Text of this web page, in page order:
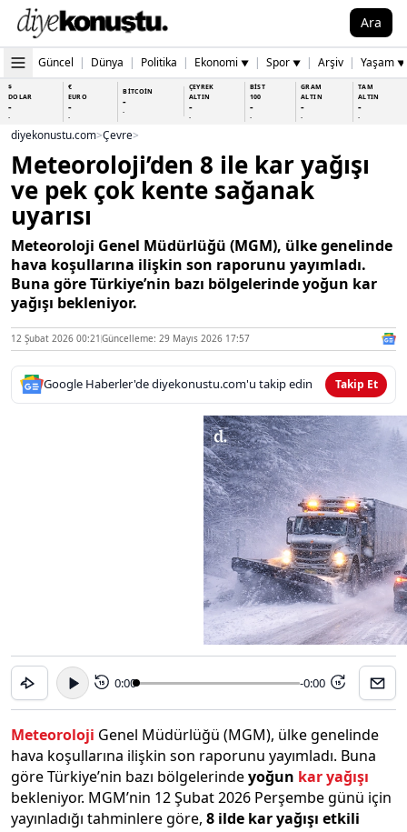
Ara
Güncel | Dünya | Politika | Ekonomi ▼ | Spor ▼ | Arşiv | Yaşam ▼
$
DOLAR
-
-
€
EURO
-
-
BİTCOİN
-
-
ÇEYREK
ALTIN
-
-
BİST
100
-
-
GRAM
ALTIN
-
-
TAM
ALTIN
-
-
diyekonustu.com>Çevre>
Meteoroloji’den 8 ile kar yağışı
ve pek çok kente sağanak
uyarısı
Meteoroloji Genel Müdürlüğü (MGM), ülke genelinde
hava koşullarına ilişkin son raporunu yayımladı.
Buna göre Türkiye’nin bazı bölgelerinde yoğun kar
yağışı bekleniyor.
12 Şubat 2026 00:21 Güncelleme: 29 Mayıs 2026 17:57
Google Haberler'de diyekonustu.com'u takip edin Takip Et
15 0:00 -0:00 15
Meteoroloji Genel Müdürlüğü (MGM), ülke genelinde
hava koşullarına ilişkin son raporunu yayımladı. Buna
göre Türkiye’nin bazı bölgelerindeyoğun kar yağışı
bekleniyor. MGM’nin 12 Şubat 2026 Perşembe günü için
yayınladığı tahminlere göre, 8 ilde kar yağışı etkili